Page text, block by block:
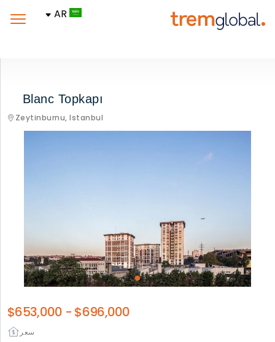
AR
Blanc Topkapı
Zeytinburnu, Istanbul
سعر
$653,000 - $696,000